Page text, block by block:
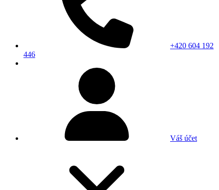
+420 604 192
446
Váš účet